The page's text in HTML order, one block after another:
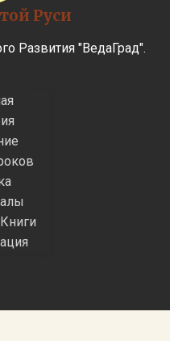
Руси
Развития "ВедаГрад".